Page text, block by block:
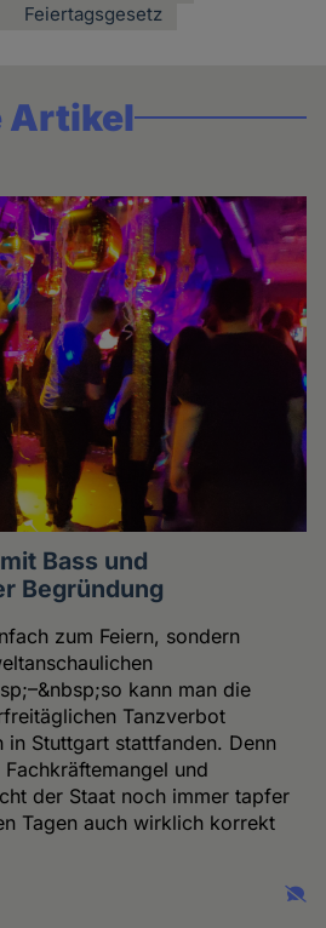
Feiertagsgesetz
Artikel
Bass und
Begründung
zum Feiern, sondern
kann man die
Tanzverbot
in Stuttgart stattfanden. Denn
und
der Staat noch immer tapfer
Tagen auch wirklich korrekt